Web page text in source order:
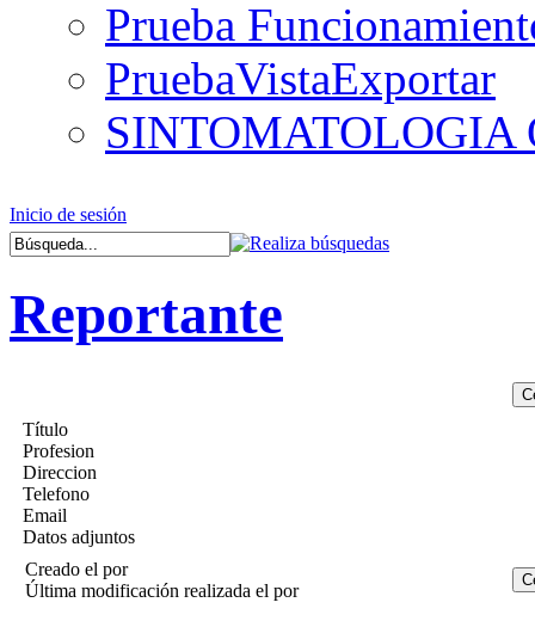
Prueba
PruebaVistaExportar
SINTOMATOLOGIA
Inicio de sesión
Reportante
Título
Profesion
Direccion
Telefono
Email
Datos adjuntos
Creado el por
Última modificación realizada el por